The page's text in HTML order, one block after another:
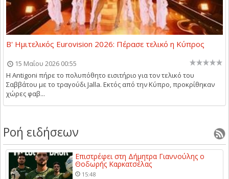
Β' Ημιτελικός Eurovision 2026: Πέρασε τελικό η Κύπρος
15 Μαΐου 2026 00:55
Η Antigoni πήρε το πολυπόθητο εισιτήριο για τον τελικό του
Σαββάτου με το τραγούδι Jalla. Εκτός από την Κύπρο, προκρίθηκαν
χώρες φαβ...
Ροή ειδήσεων
Επιστρέφει στη Δήμητρα Γιαννούλης ο
Θοδωρής Καρκατσέλας
15:48